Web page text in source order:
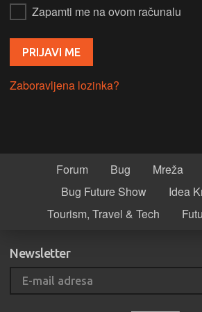
Zapamti me na ovom računalu
Zaboravljena lozinka?
Forum Bug Mreža
Bug Future Show
Idea
Tourism, Travel & Tech
Newsletter